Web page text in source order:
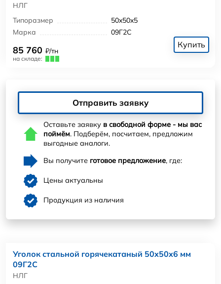
НЛГ
Типоразмер
50x50x5
Марка
09Г2С
85 760 ₽/тн
на складе:
Купить
Отправить заявку
Оставьте заявку в свободной форме - мы вас
поймём. Подберём, посчитаем, предложим
выгодные аналоги.
Вы получите готовое предложение, где:
Цены актуальны
Продукция из наличия
Уголок стальной горячекатаный 50x50x6 мм
09Г2С
НЛГ